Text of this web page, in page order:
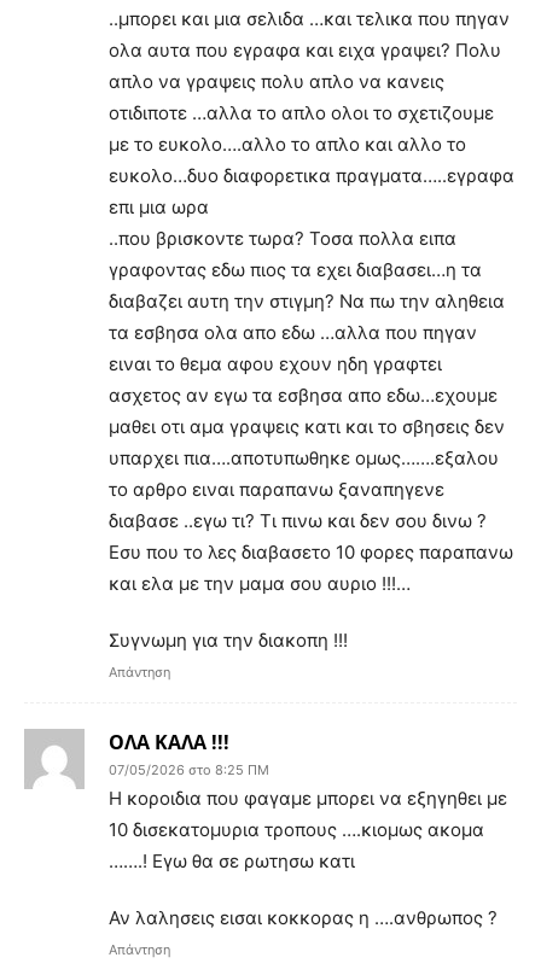
..μπορει και μια σελιδα …και τελικα που πηγαν
ολα αυτα που εγραφα και ειχα γραψει? Πολυ
απλο να γραψεις πολυ απλο να κανεις
οτιδιποτε …αλλα το απλο ολοι το σχετιζουμε
με το ευκολο….αλλο το απλο και αλλο το
ευκολο…δυο διαφορετικα πραγματα…..εγραφα
επι μια ωρα
..που βρισκοντε τωρα? Τοσα πολλα ειπα
γραφοντας εδω πιος τα εχει διαβασει…η τα
διαβαζει αυτη την στιγμη? Να πω την αληθεια
τα εσβησα ολα απο εδω …αλλα που πηγαν
ειναι το θεμα αφου εχουν ηδη γραφτει
ασχετος αν εγω τα εσβησα απο εδω…εχουμε
μαθει οτι αμα γραψεις κατι και το σβησεις δεν
υπαρχει πια….αποτυπωθηκε ομως…….εξαλου
το αρθρο ειναι παραπανω ξαναπηγενε
διαβασε ..εγω τι? Τι πινω και δεν σου δινω ?
Εσυ που το λες διαβασετο 10 φορες παραπανω
και ελα με την μαμα σου αυριο !!!…
Συγνωμη για την διακοπη !!!
Απάντηση
ΟΛΑ ΚΑΛΑ !!!
07/05/2026 στο 8:25 ΠΜ
Η κοροιδια που φαγαμε μπορει να εξηγηθει με
10 δισεκατομυρια τροπους ….κιομως ακομα
…….! Εγω θα σε ρωτησω κατι
Αν λαλησεις εισαι κοκκορας η ….ανθρωπος ?
Απάντηση